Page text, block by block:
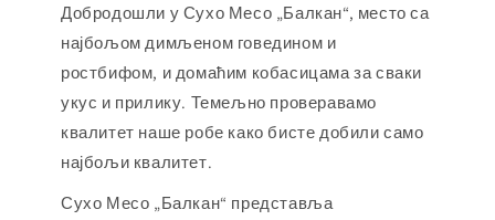
Добродошли у Сухо Месо „Балкан“, место са
најбољом димљеном говедином и
ростбифом, и домаћим кобасицама за сваки
укус и прилику. Темељно проверавамо
квалитет наше робе како бисте добили само
најбољи квалитет.
Сухо Месо „Балкан“ представља